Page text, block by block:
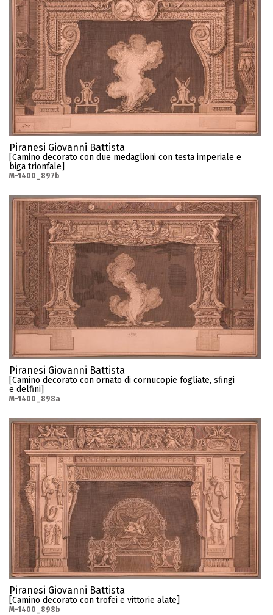
Piranesi Giovanni Battista
[Camino decorato con due medaglioni con testa imperiale e
biga trionfale]
M-1400_897b
Piranesi Giovanni Battista
[Camino decorato con ornato di cornucopie fogliate, sfingi
e delfini]
M-1400_898a
Piranesi Giovanni Battista
[Camino decorato con trofei e vittorie alate]
M-1400_898b